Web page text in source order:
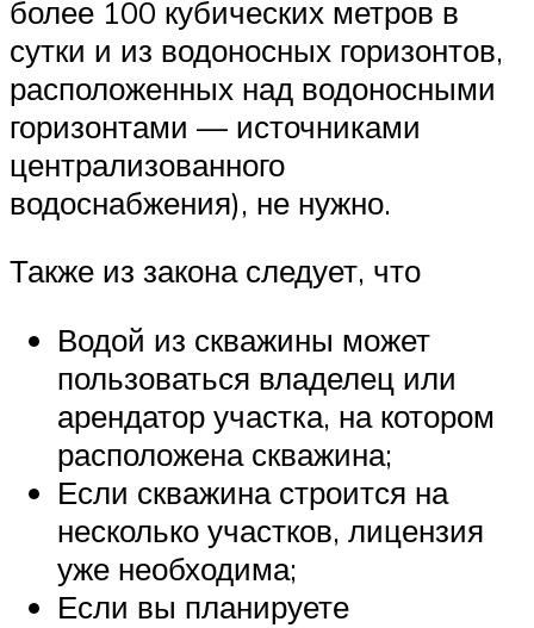
более 100 кубических метров в
сутки и из водоносных горизонтов,
расположенных над водоносными
горизонтами — источниками
централизованного
водоснабжения), не нужно.
Также из закона следует, что
Водой из скважины может
пользоваться владелец или
арендатор участка, на котором
расположена скважина;
Если скважина строится на
несколько участков, лицензия
уже необходима;
Если вы планируете